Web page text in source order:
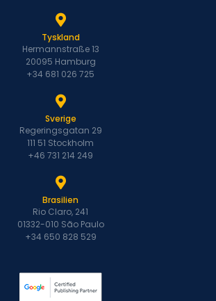
Tyskland
Hermannstraße 13
20095 Hamburg
+34 681 026 725
Sverige
Regeringsgatan 29
111 51 Stockholm
+46 731 214 249
Brasilien
Rio Claro, 241
01332-010 São Paulo
+34 650 828 529